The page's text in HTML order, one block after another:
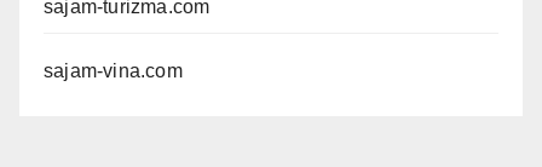
sajam-turizma.com
sajam-vina.com